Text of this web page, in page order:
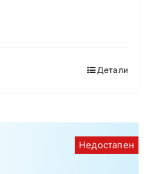
Детали
Недостапен